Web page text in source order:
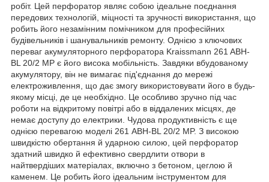
робіт. Цей перфоратор являє собою ідеальне поєднання
передових технологій, міцності та зручності використання, що
робить його незамінним помічником для професійних
будівельників і шанувальників ремонту. Однією з ключових
переваг акумуляторного перфоратора Kraissmann 261 ABH-
BL 20/2 MP є його висока мобільність. Завдяки вбудованому
акумулятору, він не вимагає під'єднання до мережі
електроживлення, що дає змогу використовувати його в будь-
якому місці, де це необхідно. Це особливо зручно під час
роботи на відкритому повітрі або в віддалених місцях, де
немає доступу до електрики. Чудова продуктивність є ще
однією перевагою моделі 261 ABH-BL 20/2 MP. З високою
швидкістю обертання й ударною силою, цей перфоратор
здатний швидко й ефективно свердлити отвори в
найтвердіших матеріалах, включно з бетоном, цеглою й
каменем. Це робить його ідеальним інструментом для